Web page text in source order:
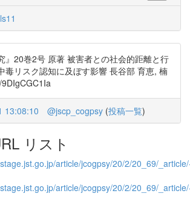
』20巻2号 原著 被害者との社会的距離と行
毒リスク認知に及ぼす影響 長谷部 育恵, 楠
13:08:10 @jscp_cogpsy (投稿一覧)
リスト
article/jcogpsy/20/2/20_69/
article/jcogpsy/20/2/20_69/